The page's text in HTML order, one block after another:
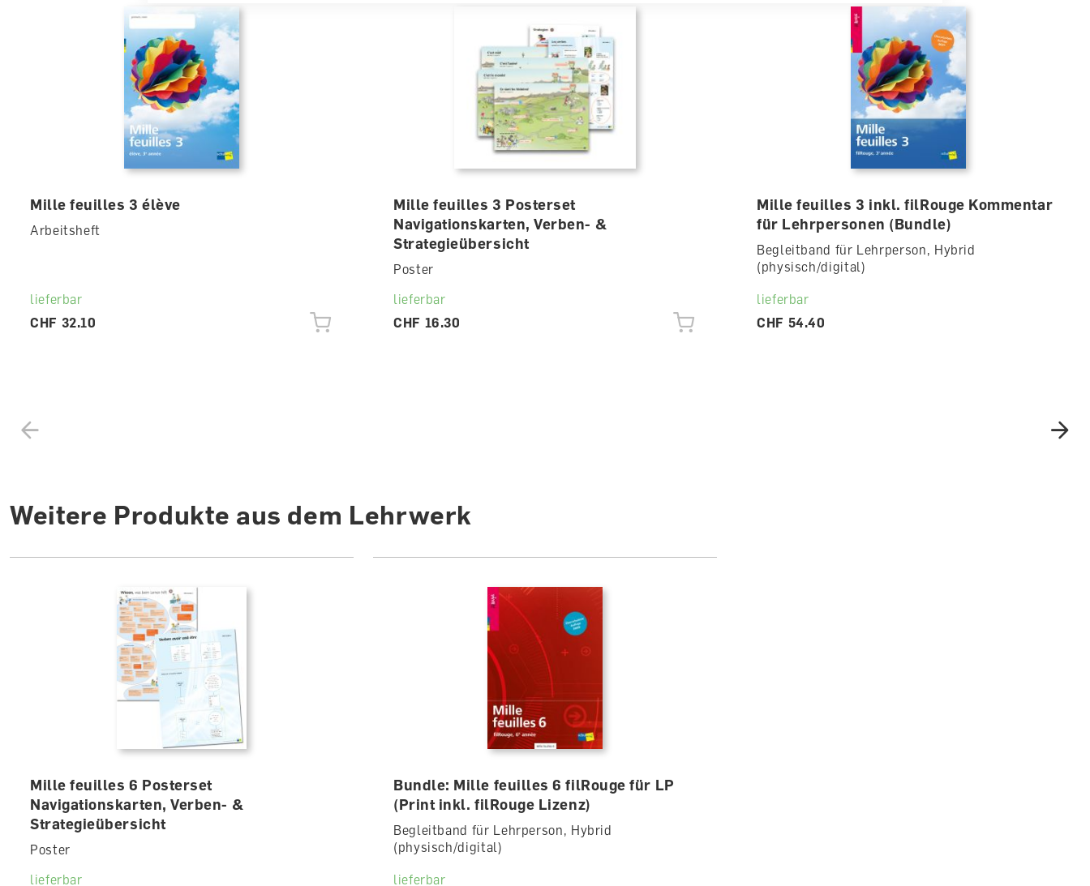
Mille feuilles 3 élève
Arbeitsheft
lieferbar
CHF 32.10
Mille feuilles 3 Posterset
Navigationskarten, Verben- &
Strategieübersicht
Poster
lieferbar
CHF 16.30
Mille feuilles 3 inkl. filRouge Kommentar
für Lehrpersonen (Bundle)
Begleitband für Lehrperson, Hybrid
(physisch/digital)
lieferbar
CHF 54.40
Weitere Produkte aus dem Lehrwerk
Mille feuilles 6 Posterset
Navigationskarten, Verben- &
Strategieübersicht
Poster
lieferbar
Bundle: Mille feuilles 6 filRouge für LP
(Print inkl. filRouge Lizenz)
Begleitband für Lehrperson, Hybrid
(physisch/digital)
lieferbar